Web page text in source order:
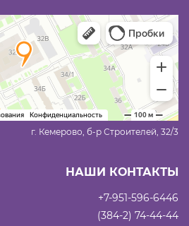
г. Кемерово, б-р Строителей, 32/3
НАШИ КОНТАКТЫ
+7-951-596-6446
(384-2) 74-44-44